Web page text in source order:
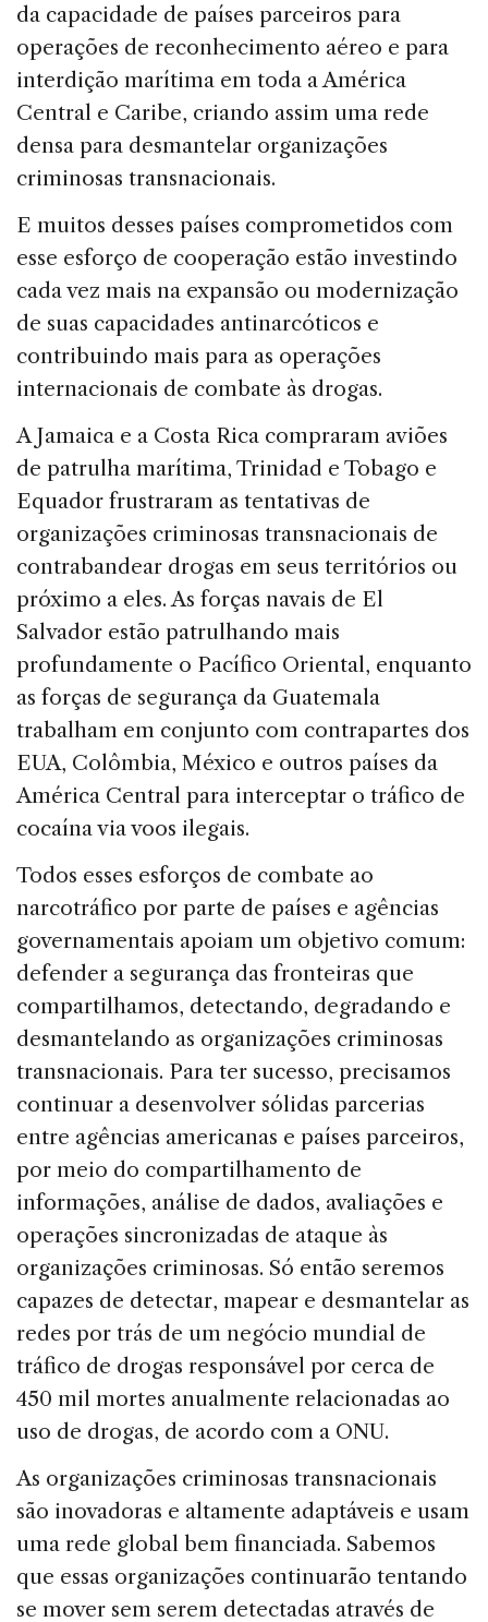
da capacidade de países parceiros para
operações de reconhecimento aéreo e para
interdição marítima em toda a América
Central e Caribe, criando assim uma rede
densa para desmantelar organizações
criminosas transnacionais.
E muitos desses países comprometidos com
esse esforço de cooperação estão investindo
cada vez mais na expansão ou modernização
de suas capacidades antinarcóticos e
contribuindo mais para as operações
internacionais de combate às drogas.
A Jamaica e a Costa Rica compraram aviões
de patrulha marítima, Trinidad e Tobago e
Equador frustraram as tentativas de
organizações criminosas transnacionais de
contrabandear drogas em seus territórios ou
próximo a eles. As forças navais de El
Salvador estão patrulhando mais
profundamente o Pacífico Oriental, enquanto
as forças de segurança da Guatemala
trabalham em conjunto com contrapartes dos
EUA, Colômbia, México e outros países da
América Central para interceptar o tráfico de
cocaína via voos ilegais.
Todos esses esforços de combate ao
narcotráfico por parte de países e agências
governamentais apoiam um objetivo comum:
defender a segurança das fronteiras que
compartilhamos, detectando, degradando e
desmantelando as organizações criminosas
transnacionais. Para ter sucesso, precisamos
continuar a desenvolver sólidas parcerias
entre agências americanas e países parceiros,
por meio do compartilhamento de
informações, análise de dados, avaliações e
operações sincronizadas de ataque às
organizações criminosas. Só então seremos
capazes de detectar, mapear e desmantelar as
redes por trás de um negócio mundial de
tráfico de drogas responsável por cerca de
450 mil mortes anualmente relacionadas ao
uso de drogas, de acordo com a ONU.
As organizações criminosas transnacionais
são inovadoras e altamente adaptáveis e usam
uma rede global bem financiada. Sabemos
que essas organizações continuarão tentando
se mover sem serem detectadas através de